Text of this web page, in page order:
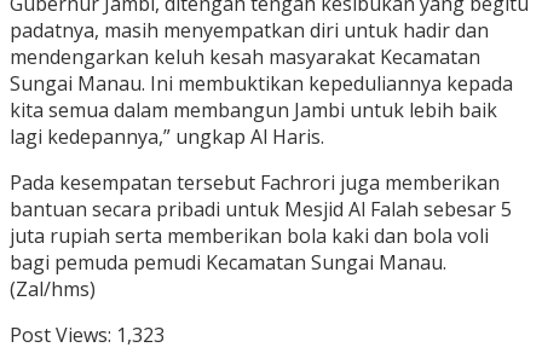
padatnya, masih menyempatkan diri untuk hadir dan
mendengarkan keluh kesah masyarakat Kecamatan
Sungai Manau. Ini membuktikan kepeduliannya kepada
kita semua dalam membangun Jambi untuk lebih baik
lagi kedepannya,” ungkap Al Haris.
Pada kesempatan tersebut Fachrori juga memberikan
bantuan secara pribadi untuk Mesjid Al Falah sebesar 5
juta rupiah serta memberikan bola kaki dan bola voli
bagi pemuda pemudi Kecamatan Sungai Manau.
(Zal/hms)
Post Views: 1,323